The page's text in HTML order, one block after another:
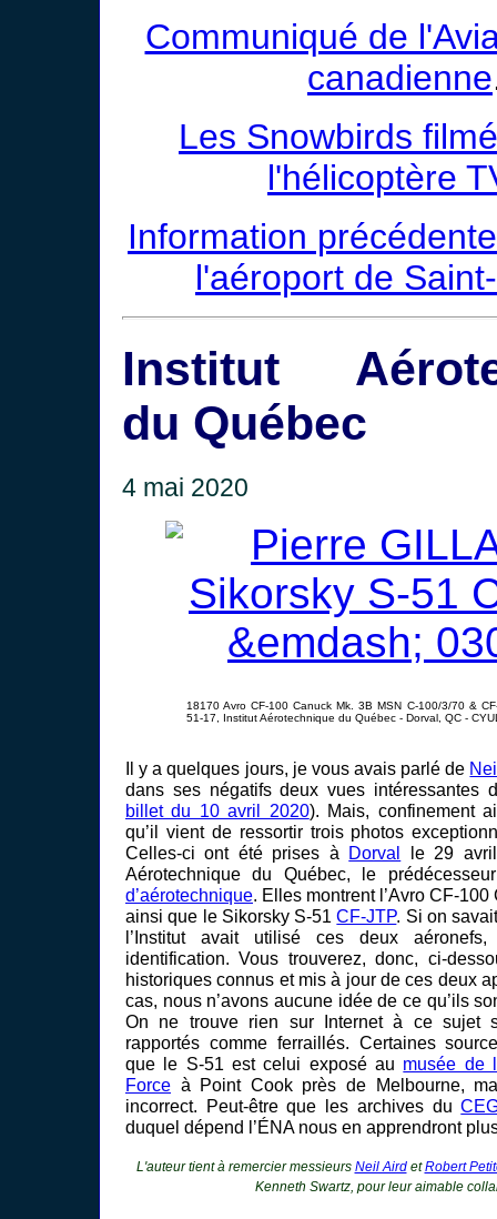
Communiqué de
canadienne
Les Snowbirds
l'hélicoptère
Information
l'aéroport de
Institut
du Québec
4 mai 2020
18170 Avro CF-100 Canuck Mk. 3B MSN C-100/3/70 &
51-17, Institut Aérotechnique du Québec - Dorval, QC -
Il y a quelques jours, je vous avais parlé de
dans ses négatifs deux vues intéressantes
billet du 10 avril 2020). Mais, confinement
qu’il vient de ressortir trois photos
Celles-ci ont été prises à Dorval le 29 avril
Aérotechnique du Québec, le
d’aérotechnique. Elles montrent l’Avro CF-
ainsi que le Sikorsky S-51CF-JTP. Si on
l’Institut avait utilisé ces deux
identification. Vous trouverez, donc, ci-
historiques connus et mis à jour de ces deux
cas, nous n’avons aucune idée de ce qu’ils
On ne trouve rien sur Internet à ce sujet
rapportés comme ferraillés. Certaines
que le S-51 est celui exposé au musée de
Force à Point Cook près de Melbourne,
incorrect. Peut-être que les archives du
duquel dépend l’ÉNA nous en apprendront
L'auteur tient à remercier messieurs Neil AirdetRobert
Kenneth Swartz, pour leur aimable